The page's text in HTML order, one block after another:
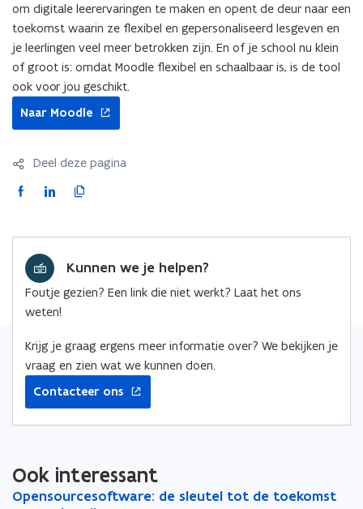
om digitale leerervaringen te maken en opent de deur naar een
toekomst waarin ze flexibel en gepersonaliseerd lesgeven en
je leerlingen veel meer betrokken zijn. En of je school nu klein
of groot is: omdat Moodle flexibel en schaalbaar is, is de tool
ook voor jou geschikt.
Naar Moodle
vensterDeel deze pagina
F
t
n
i
L
e
d
i
o
p
t
n
i
K
e
e
i
n
k
a
k
l
Kunnen we je helpen?
Foutje gezien? Een link die niet werkt? Laat het ons
weten!
Krijg je graag ergens meer informatie over? We bekijken je
vraag en zien wat we kunnen doen.
Contacteer ons
Ook interessant
O
Opensourcesoftware: de sleutel tot de toekomst
O